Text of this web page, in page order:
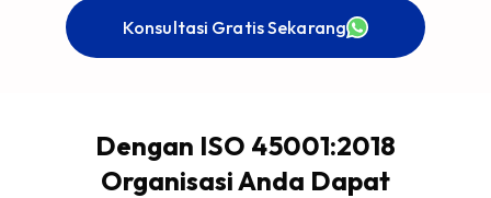
Konsultasi Gratis Sekarang
Dengan ISO 45001:2018
Organisasi Anda Dapat